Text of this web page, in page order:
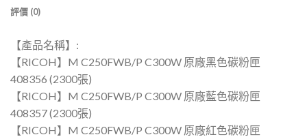
評價 (0)
【產品名稱】:
【RICOH】M C250FWB/P C300W 原廠黑色碳粉匣
408356 (2300張)
【RICOH】M C250FWB/P C300W 原廠藍色碳粉匣
408357 (2300張)
【RICOH】M C250FWB/P C300W 原廠紅色碳粉匣